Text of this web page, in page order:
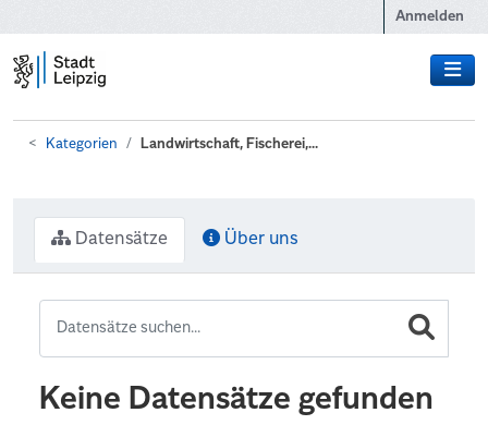
Anmelden
Kategorien Landwirtschaft, Fischerei,...
Datensätze Über uns
Keine Datensätze gefunden